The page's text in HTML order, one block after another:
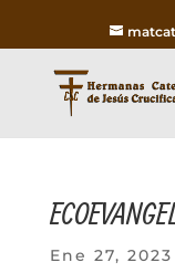
Ene 27, 2023